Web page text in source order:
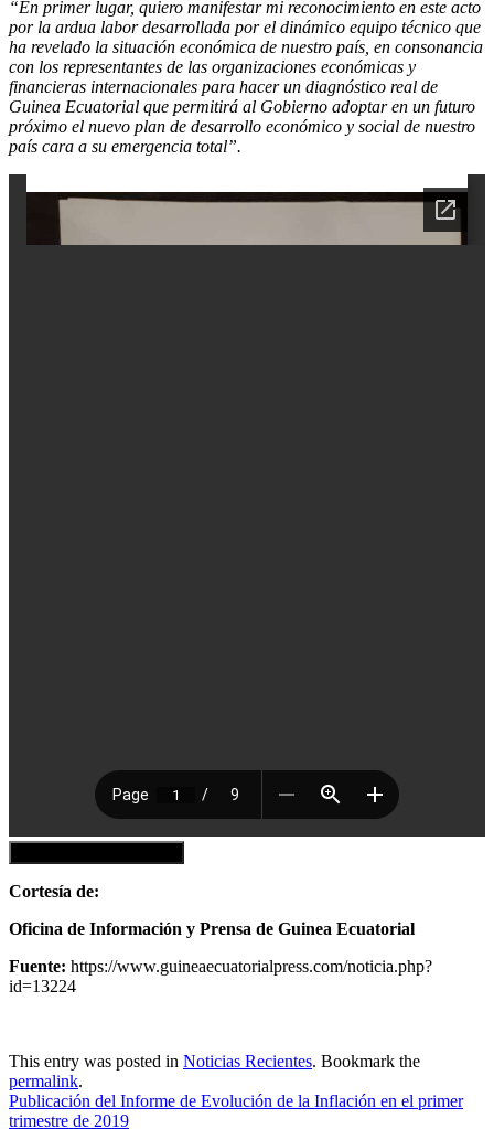
“En primer lugar, quiero manifestar mi reconocimiento en este acto
por la ardua labor desarrollada por el dinámico equipo técnico que
ha revelado la situación económica de nuestro país, en consonancia
con los representantes de las organizaciones económicas y
financieras internacionales para hacer un diagnóstico real de
Guinea Ecuatorial que permitirá al Gobierno adoptar en un futuro
próximo el nuevo plan de desarrollo económico y social de nuestro
país cara a su emergencia total”.
Cortesía de:
Oficina de Información y Prensa de Guinea Ecuatorial
Fuente: https://www.guineaecuatorialpress.com/noticia.php?
id=13224
This entry was posted in Noticias Recientes. Bookmark the
permalink.
Publicación del Informe de Evolución de la Inflación en el primer
trimestre de 2019